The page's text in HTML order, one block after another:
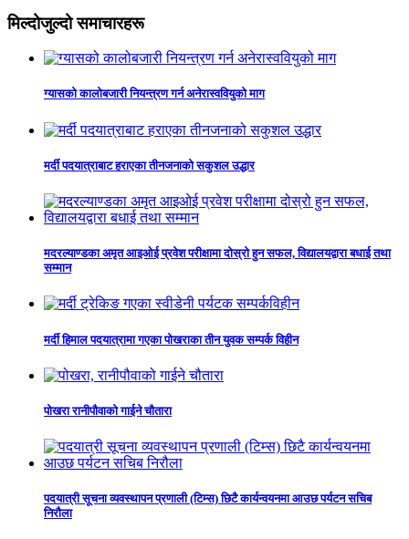
मिल्दोजुल्दो समाचारहरू
ग्यासको कालोबजारी नियन्त्रण गर्न अनेरास्ववियुको माग
मर्दी पदयात्राबाट हराएका तीनजनाको सकुशल उद्धार
मदरल्याण्डका अमृत आइओई प्रवेश परीक्षामा दोस्रो हुन सफल, विद्यालयद्वारा बधाई तथा
सम्मान
मर्दी हिमाल पदयात्रामा गएका पोखराका तीन युवक सम्पर्क विहीन
पोखरा रानीपौवाको गाईने चौतारा
पदयात्री सूचना व्यवस्थापन प्रणाली (टिम्स) छिटै कार्यन्वयनमा आउछ पर्यटन सचिब
निरौला